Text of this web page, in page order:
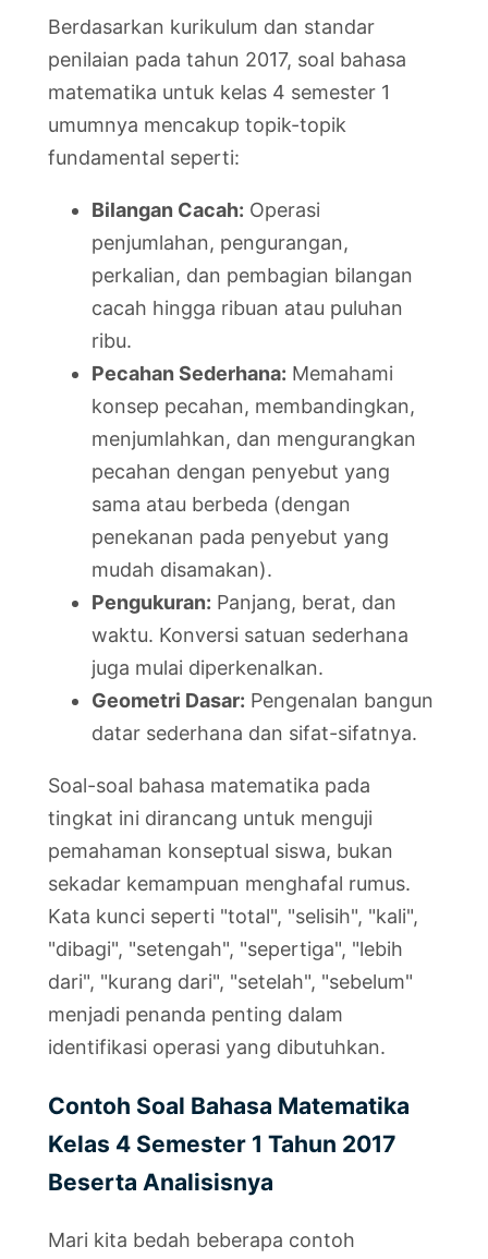
Berdasarkan kurikulum dan standar
penilaian pada tahun 2017, soal bahasa
matematika untuk kelas 4 semester 1
umumnya mencakup topik-topik
fundamental seperti:
Bilangan Cacah: Operasi
penjumlahan, pengurangan,
perkalian, dan pembagian bilangan
cacah hingga ribuan atau puluhan
ribu.
Pecahan Sederhana: Memahami
konsep pecahan, membandingkan,
menjumlahkan, dan mengurangkan
pecahan dengan penyebut yang
sama atau berbeda (dengan
penekanan pada penyebut yang
mudah disamakan).
Pengukuran: Panjang, berat, dan
waktu. Konversi satuan sederhana
juga mulai diperkenalkan.
Geometri Dasar: Pengenalan bangun
datar sederhana dan sifat-sifatnya.
Soal-soal bahasa matematika pada
tingkat ini dirancang untuk menguji
pemahaman konseptual siswa, bukan
sekadar kemampuan menghafal rumus.
Kata kunci seperti "total", "selisih", "kali",
"dibagi", "setengah", "sepertiga", "lebih
dari", "kurang dari", "setelah", "sebelum"
menjadi penanda penting dalam
identifikasi operasi yang dibutuhkan.
Contoh Soal Bahasa Matematika
Kelas 4 Semester 1 Tahun 2017
Beserta Analisisnya
Mari kita bedah beberapa contoh